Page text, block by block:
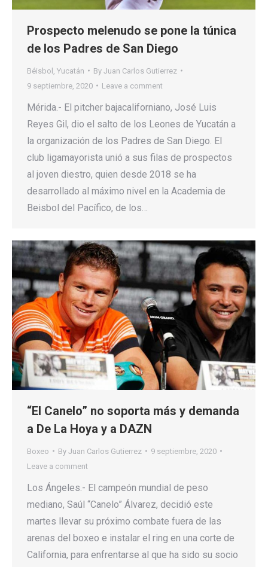
Prospecto melenudo se pone la túnica
de los Padres de San Diego
Béisbol Yucatán By Juan Carlos Gutierrez
9 septiembre, 2020
Leave a comment
Mérida.- El pitcher bajacaliforniano, José Luis
Reyes Gil, dio el salto de los Leones de Yucatán a
la organización de los Padres de San Diego. El
club ligamayorista unió a sus filas de prospectos
al joven diestro, quien desde 2018 se ha
desarrollado al máximo nivel en la Academia de
Beisbol del Pacífico, de los…
“El Canelo” no soporta más y demanda
a De La Hoya y a DAZN
Boxeo By Juan Carlos Gutierrez
9 septiembre, 2020
Leave a comment
Los Ángeles.- El campeón mundial de peso
mediano, Saúl “Canelo” Álvarez, decidió este
martes llevar su próximo combate fuera de las
arenas del boxeo e instalar el ring en una corte de
California, para enfrentarse al que ha sido su socio